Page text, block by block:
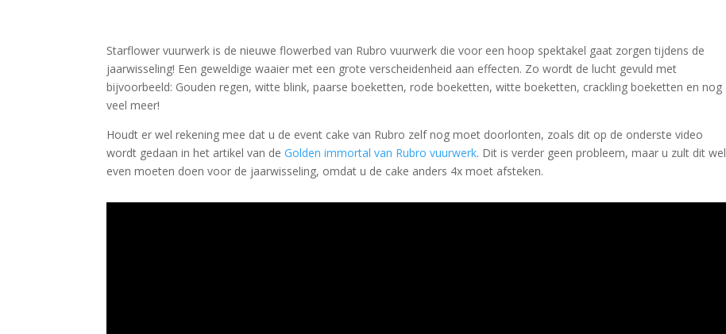
Starflower vuurwerk is de nieuwe flowerbed van Rubro vuurwerk die voor een hoop spektakel gaat zorgen tijdens de
jaarwisseling! Een geweldige waaier met een grote verscheidenheid aan effecten. Zo wordt de lucht gevuld met
bijvoorbeeld: Gouden regen, witte blink, paarse boeketten, rode boeketten, witte boeketten, crackling boeketten en nog
veel meer!
Houdt er wel rekening mee dat u de event cake van Rubro zelf nog moet doorlonten, zoals dit op de onderste video
wordt gedaan in het artikel van deGolden immortal van Rubro vuurwerk. Dit is verder geen probleem, maar u zult dit wel
even moeten doen voor de jaarwisseling, omdat u de cake anders 4x moet afsteken.